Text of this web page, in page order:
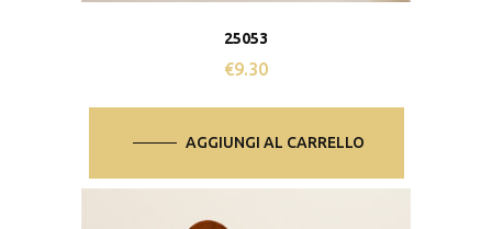
25053
€9.30
AGGIUNGI AL CARRELLO